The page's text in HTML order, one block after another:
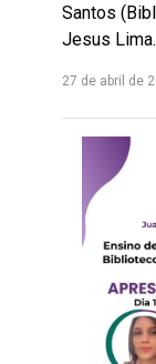
Santos
Jesus
27 de abril de